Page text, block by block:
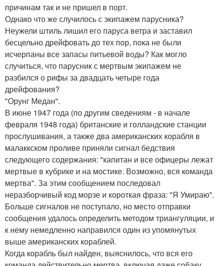
причинам так и не пришел в порт.
Однако что же случилось с экипажем парусника?
Неужели штиль лишил его паруса ветра и заставил
бесцельно дрейфовать до тех пор, пока не были
исчерпаны все запасы питьевой воды? Как могло
случиться, что парусник с мертвым экипажем не
разбился о рифы за двадцать четыре года
дрейфования?
"Орунг Медан".
В июне 1947 года (по другим сведениям - в начале
февраля 1948 года) британские и голландские станции
прослушивания, а также два американских корабля в
малаккском проливе приняли сигнал бедствия
следующего содержания: "капитан и все офицеры лежат
мертвые в кубрике и на мостике. Возможно, вся команда
мертва". За этим сообщением последовал
неразборчивый код морзе и короткая фраза: "Я Умираю".
Больше сигналов не поступало, но место отправки
сообщения удалось определить методом триангуляции, и
к нему немедленно направился один из упомянутых
выше американских кораблей.
Когда корабль был найден, выяснилось, что вся его